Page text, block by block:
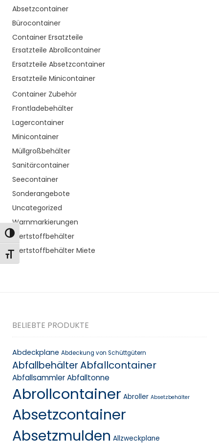
Toggle High Contrast
Toggle Font size
Absetzcontainer
Bürocontainer
Container Ersatzteile
Ersatzteile Abrollcontainer
Ersatzteile Absetzcontainer
Ersatzteile Minicontainer
Container Zubehör
Frontladebehälter
Lagercontainer
Minicontainer
Müllgroßbehälter
Sanitärcontainer
Seecontainer
Sonderangebote
Uncategorized
Warnmarkierungen
Wertstoffbehälter
Wertstoffbehälter Miete
BELIEBTE PRODUKTE
Abdeckplane Abdeckung von Schüttgütern
AbfallbehälterAbfallcontainer
AbfallsammlerAbfalltonne
Abrollcontainer Abroller Absetzbehälter
Absetzcontainer
Absetzmulden Allzweckplane